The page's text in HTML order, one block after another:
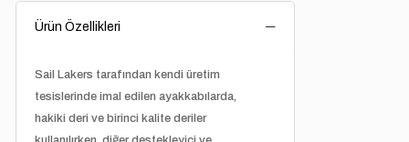
Ürün Özellikleri
Sail Lakers tarafından kendi üretim
tesislerinde imal edilen ayakkabılarda,
hakiki deri ve birinci kalite deriler